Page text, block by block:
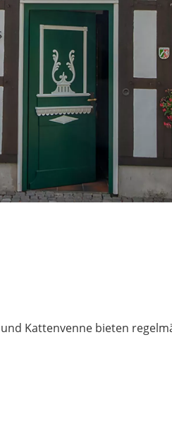
Kattenvenne bieten